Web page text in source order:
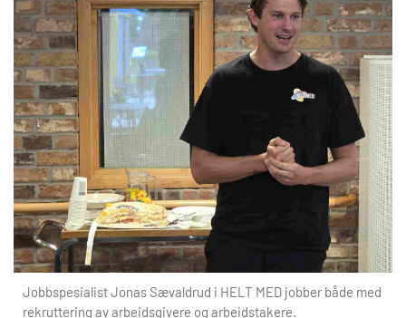
Jobbspesialist Jonas Sævaldrud i HELT MED jobber både med
rekruttering av arbeidsgivere og arbeidstakere.